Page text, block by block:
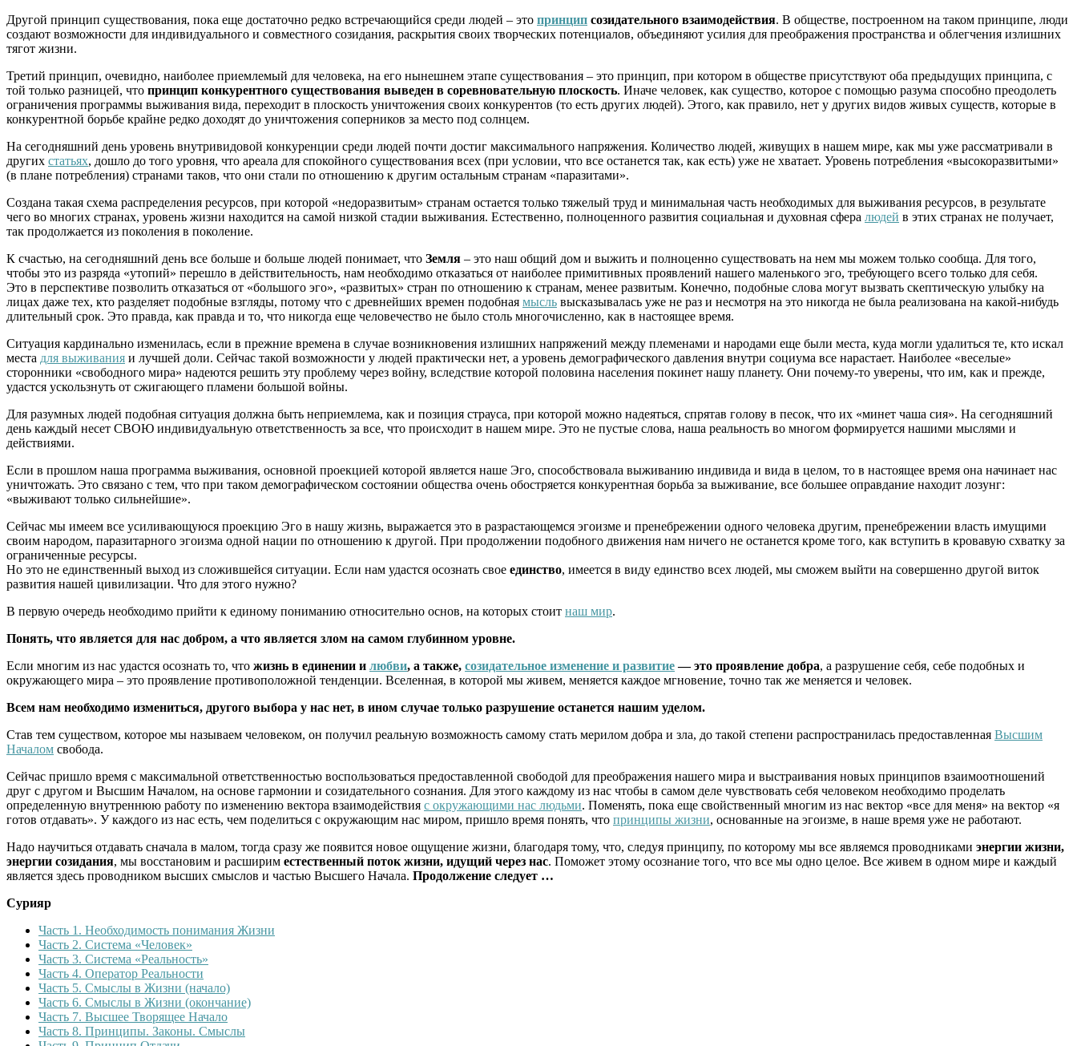
Другой принцип существования, пока еще достаточно редко встречающийся среди людей – это принцип созидательного взаимодействия. В обществе, построенном на таком принципе, люди
создают возможности для индивидуального и совместного созидания, раскрытия своих творческих потенциалов, объединяют усилия для преображения пространства и облегчения излишних
тягот жизни.
Третий принцип, очевидно, наиболее приемлемый для человека, на его нынешнем этапе существования – это принцип, при котором в обществе присутствуют оба предыдущих принципа, с
той только разницей, что принцип конкурентного существования выведен в соревновательную плоскость. Иначе человек, как существо, которое с помощью разума способно преодолеть
ограничения программы выживания вида, переходит в плоскость уничтожения своих конкурентов (то есть других людей). Этого, как правило, нет у других видов живых существ, которые в
конкурентной борьбе крайне редко доходят до уничтожения соперников за место под солнцем.
На сегодняшний день уровень внутривидовой конкуренции среди людей почти достиг максимального напряжения. Количество людей, живущих в нашем мире, как мы уже рассматривали в
других статьях, дошло до того уровня, что ареала для спокойного существования всех (при условии, что все останется так, как есть) уже не хватает. Уровень потребления «высокоразвитыми»
(в плане потребления) странами таков, что они стали по отношению к другим остальным странам «паразитами».
Создана такая схема распределения ресурсов, при которой «недоразвитым» странам остается только тяжелый труд и минимальная часть необходимых для выживания ресурсов, в результате
чего во многих странах, уровень жизни находится на самой низкой стадии выживания. Естественно, полноценного развития социальная и духовная сфера людей в этих странах не получает,
так продолжается из поколения в поколение.
К счастью, на сегодняшний день все больше и больше людей понимает, что Земля – это наш общий дом и выжить и полноценно существовать на нем мы можем только сообща. Для того,
чтобы это из разряда «утопий» перешло в действительность, нам необходимо отказаться от наиболее примитивных проявлений нашего маленького эго, требующего всего только для себя.
Это в перспективе позволить отказаться от «большого эго», «развитых» стран по отношению к странам, менее развитым. Конечно, подобные слова могут вызвать скептическую улыбку на
лицах даже тех, кто разделяет подобные взгляды, потому что с древнейших времен подобная мысль высказывалась уже не раз и несмотря на это никогда не была реализована на какой-нибудь
длительный срок. Это правда, как правда и то, что никогда еще человечество не было столь многочисленно, как в настоящее время.
Ситуация кардинально изменилась, если в прежние времена в случае возникновения излишних напряжений между племенами и народами еще были места, куда могли удалиться те, кто искал
места для выживания и лучшей доли. Сейчас такой возможности у людей практически нет, а уровень демографического давления внутри социума все нарастает. Наиболее «веселые»
сторонники «свободного мира» надеются решить эту проблему через войну, вследствие которой половина населения покинет нашу планету. Они почему-то уверены, что им, как и прежде,
удастся ускользнуть от сжигающего пламени большой войны.
Для разумных людей подобная ситуация должна быть неприемлема, как и позиция страуса, при которой можно надеяться, спрятав голову в песок, что их «минет чаша сия». На сегодняшний
день каждый несет СВОЮ индивидуальную ответственность за все, что происходит в нашем мире. Это не пустые слова, наша реальность во многом формируется нашими мыслями и
действиями.
Если в прошлом наша программа выживания, основной проекцией которой является наше Эго, способствовала выживанию индивида и вида в целом, то в настоящее время она начинает нас
уничтожать. Это связано с тем, что при таком демографическом состоянии общества очень обостряется конкурентная борьба за выживание, все большее оправдание находит лозунг:
«выживают только сильнейшие».
Сейчас мы имеем все усиливающуюся проекцию Эго в нашу жизнь, выражается это в разрастающемся эгоизме и пренебрежении одного человека другим, пренебрежении власть имущими
своим народом, паразитарного эгоизма одной нации по отношению к другой. При продолжении подобного движения нам ничего не останется кроме того, как вступить в кровавую схватку за
ограниченные ресурсы.
Но это не единственный выход из сложившейся ситуации. Если нам удастся осознать свое единство, имеется в виду единство всех людей, мы сможем выйти на совершенно другой виток
развития нашей цивилизации. Что для этого нужно?
В первую очередь необходимо прийти к единому пониманию относительно основ, на которых стоит наш мир.
Понять, что является для нас добром, а что является злом на самом глубинном уровне.
Если многим из нас удастся осознать то, что жизнь в единении и любви, а также, созидательное изменение и развитие— это проявление добра, а разрушение себя, себе подобных и
окружающего мира – это проявление противоположной тенденции. Вселенная, в которой мы живем, меняется каждое мгновение, точно так же меняется и человек.
Всем нам необходимо измениться, другого выбора у нас нет, в ином случае только разрушение останется нашим уделом.
Став тем существом, которое мы называем человеком, он получил реальную возможность самому стать мерилом добра и зла, до такой степени распространилась предоставленная Высшим
Началом свобода.
Сейчас пришло время с максимальной ответственностью воспользоваться предоставленной свободой для преображения нашего мира и выстраивания новых принципов взаимоотношений
друг с другом и Высшим Началом, на основе гармонии и созидательного сознания. Для этого каждому из нас чтобы в самом деле чувствовать себя человеком необходимо проделать
определенную внутреннюю работу по изменению вектора взаимодействия с окружающими нас людьми. Поменять, пока еще свойственный многим из нас вектор «все для меня» на вектор «я
готов отдавать». У каждого из нас есть, чем поделиться с окружающим нас миром, пришло время понять, что принципы жизни, основанные на эгоизме, в наше время уже не работают.
Надо научиться отдавать сначала в малом, тогда сразу же появится новое ощущение жизни, благодаря тому, что, следуя принципу, по которому мы все являемся проводниками энергии жизни,
энергии созидания, мы восстановим и расширим естественный поток жизни, идущий через нас. Поможет этому осознание того, что все мы одно целое. Все живем в одном мире и каждый
является здесь проводником высших смыслов и частью Высшего Начала. Продолжение следует …
Сурияр
Часть 1. Необходимость понимания Жизни
Часть 2. Система «Человек»
Часть 3. Система «Реальность»
Часть 4. Оператор Реальности
Часть 5. Смыслы в Жизни (начало)
Часть 6. Смыслы в Жизни (окончание)
Часть 7. Высшее Творящее Начало
Часть 8. Принципы. Законы. Смыслы